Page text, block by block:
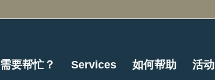
需要帮忙？ Services 如何帮助 活动